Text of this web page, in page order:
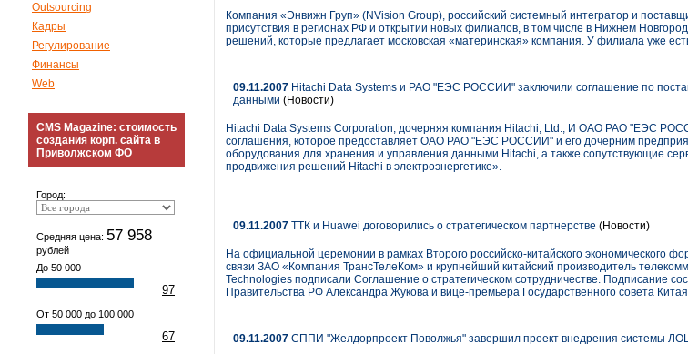
Outsourcing
Кадры
Регулирование
Финансы
Web
CMS Magazine: стоимость
создания корп. сайта в
Приволжском ФО
Город:
Средняя цена: 57 958
рублей
До 50 000
97
От 50 000 до 100 000
67
Компания «Энвижн Груп» (NVision Group), российский системный интегратор и
присутствия в регионах РФ и открытии новых филиалов, в том числе в Нижнем
решений, которые предлагает московская «материнская» компания. У филиала уже
09.11.2007 Hitachi Data Systems и РАО "ЕЭС РОССИИ" заключили соглашение по
данными (Новости)
Hitachi Data Systems Corporation, дочерняя компания Hitachi, Ltd., И ОАО РАО "ЕЭС
соглашения, которое предоставляет ОАО РАО "ЕЭС РОССИИ" и его дочерним
оборудования для хранения и управления данными Hitachi, а также сопутствующие
продвижения решений Hitachi в электроэнергетике».
09.11.2007 ТТК и Huawei договорились о стратегическом партнерстве (Новости)
На официальной церемонии в рамках Второго российско-китайского экономического
связи ЗАО «Компания ТрансТелеКом» и крупнейший китайский производитель
Technologies подписали Соглашение о стратегическом сотрудничестве. Подписание
Правительства РФ Александра Жукова и вице-премьера Государственного совета
09.11.2007 СППИ "Желдорпроект Поволжья" завершил проект внедрения системы